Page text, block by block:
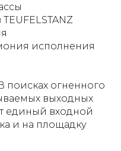
исполнения
поисках огненного
выходных
единый входной
и на площадку